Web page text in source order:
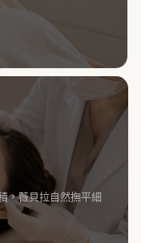
，薇貝拉自然撫平細